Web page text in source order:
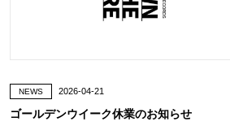
NEWS 2026-04-21
ゴールデンウイーク休業のお知らせ